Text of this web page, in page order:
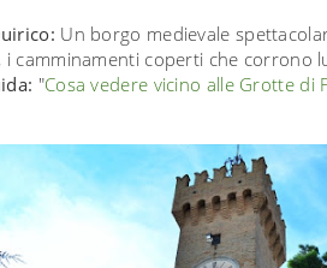
Un borgo medievale
i camminamenti coperti che corrono
"Cosa vedere vicino alle Grotte di